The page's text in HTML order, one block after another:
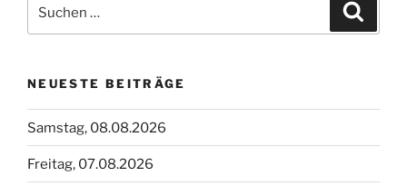
nach:
NEUESTE BEITRÄGE
Samstag, 08.08.2026
Freitag, 07.08.2026